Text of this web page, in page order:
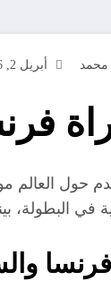
محمد أبريل 2, 2026
2026
في البطولة،